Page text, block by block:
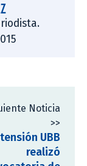
Noticia
>>
UBB
realizó